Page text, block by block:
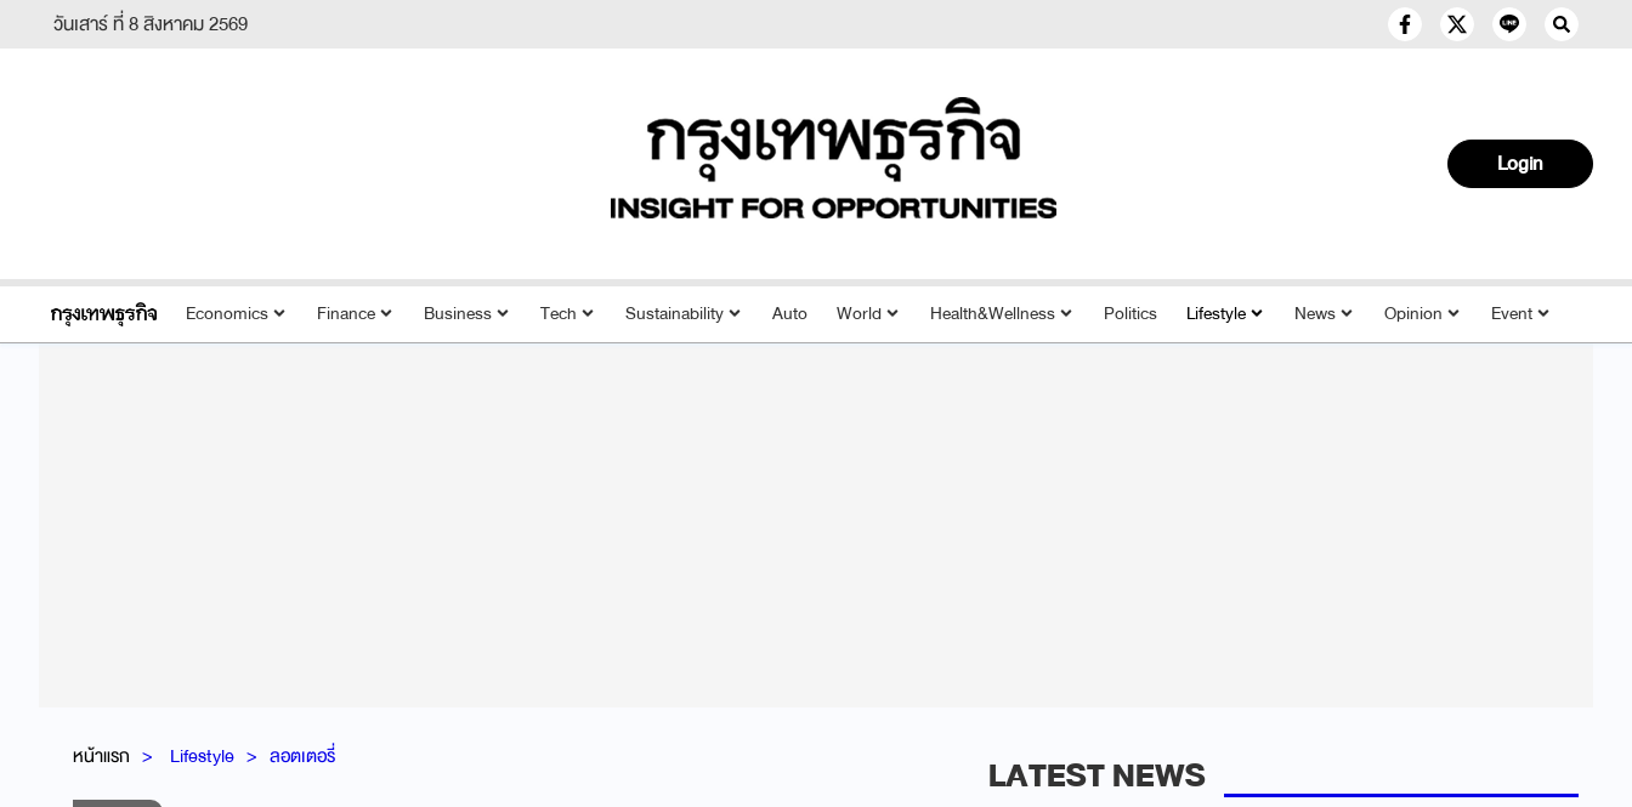
วันเสาร์ ที่ 8 สิงหาคม 2569
Login
Economics Finance Business Tech Sustainability Auto World Health&Wellness Politics Lifestyle News Opinion Event
หน้าแรก Lifestyle ลอตเตอรี่ LATEST NEWS